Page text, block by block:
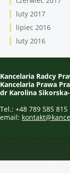
luty 2017
lipiec 2016
luty 2016
Kancelaria Radcy
Kancelaria Prawa
dr Karolina
Tel.: +48 789 585 815
email: